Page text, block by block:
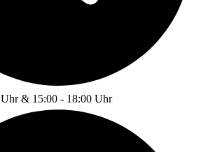
& 15:00 - 18:00 Uhr